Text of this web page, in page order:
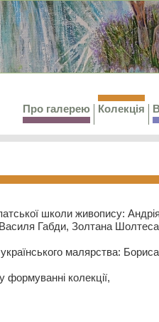
Про галерею Колекція
школи живопису: Андрія
Габди, Золтана
малярства: Бориса
формуванні колекції,